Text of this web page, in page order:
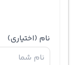
نام (اختیاری)